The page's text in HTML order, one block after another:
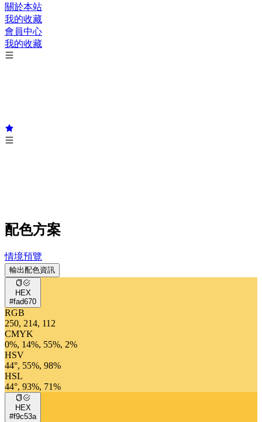
關於本站
我的收藏
會員中心
我的收藏
配色方案
情境預覽
輸出配色資訊
HEX
#fad670
RGB
250, 214, 112
CMYK
0%, 14%, 55%, 2%
HSV
44°, 55%, 98%
HSL
44°, 93%, 71%
HEX
#f9c53a